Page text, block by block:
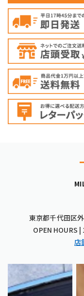
東京都千代田区
OPEN HOURS
店